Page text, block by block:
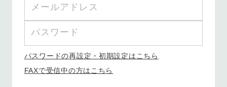
パスワードの再設定・初期設定はこちら
FAXで受信中の方はこちら